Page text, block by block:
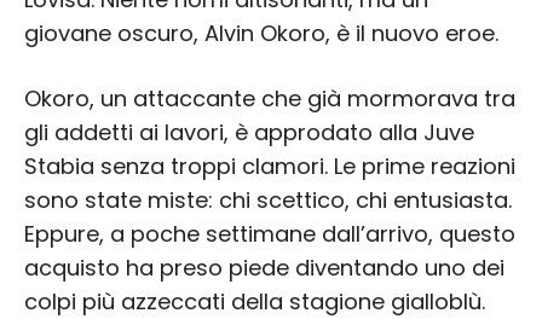
giovane oscuro, Alvin Okoro, è il nuovo eroe.
Okoro, un attaccante che già mormorava tra
gli addetti ai lavori, è approdato alla Juve
Stabia senza troppi clamori. Le prime reazioni
sono state miste: chi scettico, chi entusiasta.
Eppure, a poche settimane dall’arrivo, questo
acquisto ha preso piede diventando uno dei
colpi più azzeccati della stagione gialloblù.